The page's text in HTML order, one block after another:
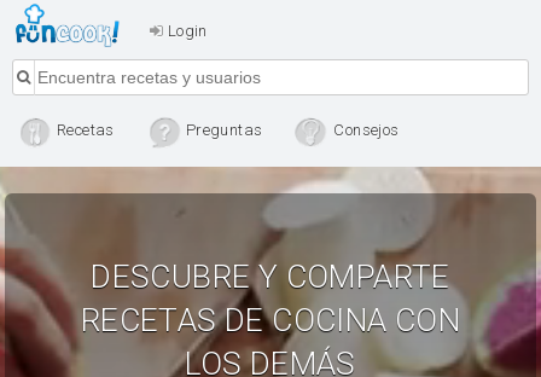
Login
Recetas Preguntas Consejos
DESCUBRE Y COMPARTE
RECETAS DE COCINA CON
LOS DEMÁS